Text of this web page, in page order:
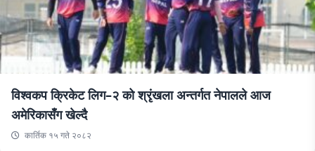
विश्वकप क्रिकेट लिग–२ को श्रृंखला अन्तर्गत नेपालले आज
अमेरिकासँग खेल्दै
कार्तिक १५ गते २०८२